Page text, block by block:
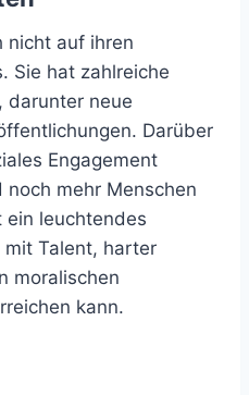
nicht auf ihren
Sie hat zahlreiche
darunter neue
Darüber
Engagement
mehr Menschen
ein leuchtendes
mit Talent, harter
moralischen
kann.